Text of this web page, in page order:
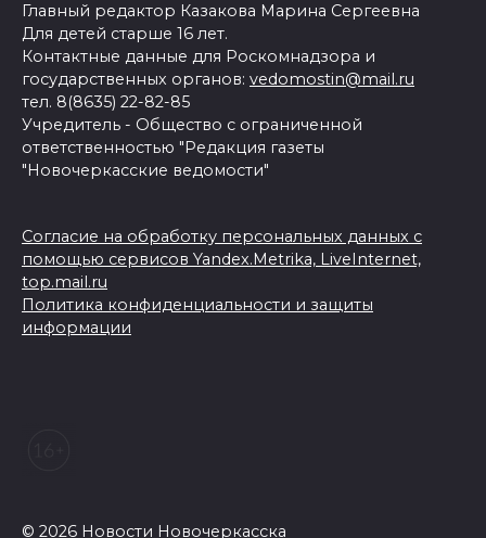
Главный редактор Казакова Марина Сергеевна
Для детей старше 16 лет.
Контактные данные для Роскомнадзора и
государственных органов: vedomostin@mail.ru
тел. 8(8635) 22-82-85
Учредитель - Общество с ограниченной
ответственностью "Редакция газеты
"Новочеркасские ведомости"
Согласие на обработку персональных данных с
помощью сервисов Yandex.Metrika, LiveInternet,
top.mail.ru
Политика конфиденциальности и защиты
информации
© 2026 Новости Новочеркасска